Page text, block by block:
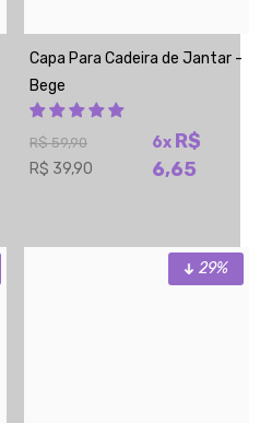
Capa Para Cadeira de Jantar -
Bege
R$ 59,90
R$ 39,90
6x R$
6,65
29%